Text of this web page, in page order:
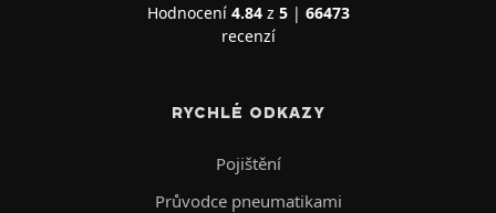
Hodnocení 4.84z 5| 66473
recenzí
RYCHLÉ ODKAZY
Pojištění
Průvodce pneumatikami